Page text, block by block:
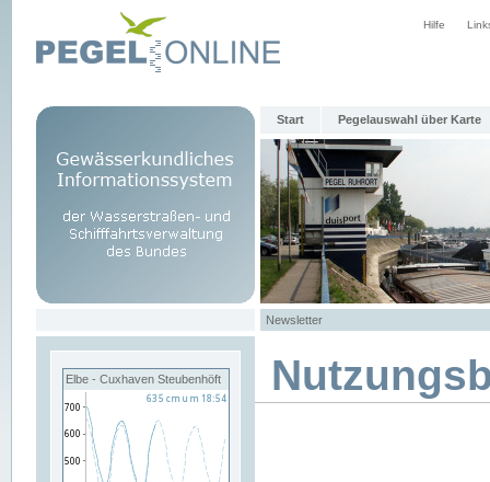
Hilfe
Start Pegelauswahl über Karte
Newsletter
Elbe - Cuxhaven Steubenhöft